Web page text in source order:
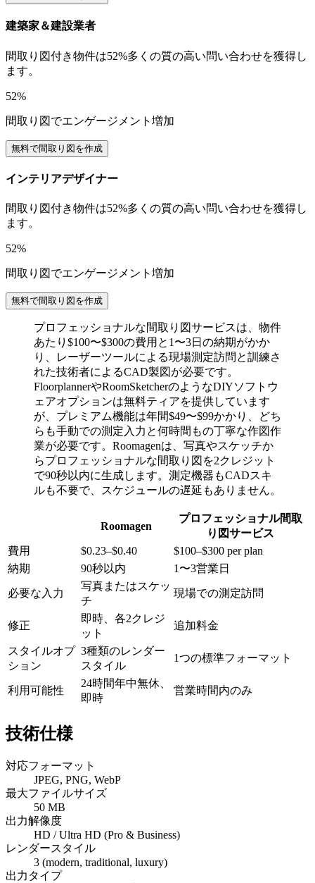
建築家＆建設業者
間取り図付き物件は52%多くの質の高い問い合わせを獲得し
ます。
52%
間取り図でエンゲージメント増加
無料で間取り図を作成
インテリアデザイナー
間取り図付き物件は52%多くの質の高い問い合わせを獲得し
ます。
52%
間取り図でエンゲージメント増加
無料で間取り図を作成
プロフェッショナルな間取り図サービスは、物件
あたり$100〜$300の費用と1〜3日の納期がかか
り、レーザーツールによる現場測定訪問と訓練さ
れた技術者によるCAD製図が必要です。
FloorplannerやRoomSketcherのようなDIYソフトウ
ェアオプションは無料ティアを提供しています
が、プレミアム機能は年間$49〜$99かかり、どち
らも手動での測定入力と何時間もの丁寧な作図作
業が必要です。Roomagenは、写真やスケッチか
らプロフェッショナルな間取り図を2クレジット
で90秒以内に生成します。測定機器もCADスキ
ルも不要で、スケジュールの遅延もありません。
Roomagen
プロフェッショナル間取
り図サービス
費用
$0.23–$0.40
$100–$300 per plan
納期
90秒以内 1〜3営業日
必要な入力
写真またはスケッ
チ
現場での測定訪問
修正
即時、各2クレジ
ット
追加料金
スタイルオプ
ション
3種類のレンダー
スタイル
1つの標準フォーマット
利用可能性
24時間年中無休、
即時
営業時間内のみ
技術仕様
対応フォーマット
JPEG, PNG, WebP
最大ファイルサイズ
50 MB
出力解像度
HD / Ultra HD (Pro & Business)
レンダースタイル
3 (modern, traditional, luxury)
出力タイプ